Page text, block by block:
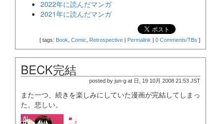
2022年に読んだマンガ
2021年に読んだマンガ
[ tags: Book Comic Retrospective | Permalink | 0 Comments/TBs ]
BECK完結
posted by jun-g at 日, 19 10月 2008 21:53 JST
また一つ、続きを楽しみにしていた漫画が完結してしまっ
た。悲しい。